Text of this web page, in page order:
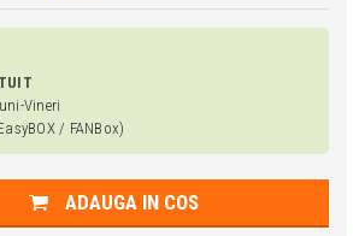
Vineri
/ FANBox)
ADAUGA IN COS